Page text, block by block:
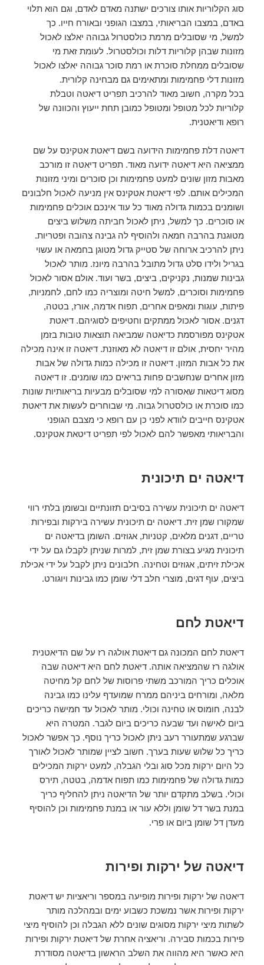
סוג הקלוריות אותו צורכים ישתנה מאדם לאדם, וגם הוא תלוי
באדם, במצבו הבריאותי, במצבו הגופני ובאורח חייו. כך
למשל, מי שסובלים מרמת כולסטרול גבוהה יאלצו לאכול
מזונות שבהן קלוריות דלות וכולסטרול. לעומת זאת מי
שסובלים ממחלת סוכרת או רמת סוכר גבוהה יאלצו לאכול
מזונות דלי פחמימות ומתאימים גם מבחינה קלורית.
בכל מקרה, חשוב מאוד להרכיב תפריט דיאטה וטבלת
קלוריות לכל מטופל ומטופל כמובן תחת ייעוץ והכוונה של
רופא ודיאטנית.
דיאטה דלת פחמימות הידועה בשם דיאטת אטקינס על שם
ממציאה היא דיאטה ידועה מאוד. תפריט דיאטה זו מורכב
מאבות מזון שונים למעט פחמימות וכן סוכרים ומיני מזונות
המכילים אותם. לפי דיאטת אטקינס אין מניעה לאכול חלבונים
ושומנים בכמות גדולה מאוד כל עוד אינכם אוכלים פחמימות
או סוכרים. כך למשל, ניתן לאכול חביתה משלוש ביצים
מטוגנת בהרבה חמאה ולהוסיף לה גבינה צהובה ופטריות.
ניתן להרכיב ארוחה של סטייק גדול מטוגן בחמאה או עשוי
בגריל ולידו סלט גדול מתובל בהרבה מיונז. מותר לאכול
גבינות שמנות, נקניקים, ביצים, בשר ועוד. אולם אסור לאכול
פחמימות וסוכרים, למשל חיטה ומוצריה כמו לחם, לחמניות,
פיתות, עוגות ומאפים אחרים, תפוח אדמה, אורז, בטטה,
דגנים. אסור לאכול ממתקים וחטיפים לסוגיהם. דיאטת
אטקינס מפורסמת כדיאטה שמביאה תוצאות טובות בזמן
מהיר יחסית, אולם זו דיאטה לא מאוזנת. דיאטה זו אינה מכילה
את כל אבות המזון. דיאטה זו מכילה כמות גדולה של אבות
מזון אחרים שנחשבים פחות בריאים כמו שומנים. זו דיאטה
מסוג דיטאות שאסורה למי שסובלים מבעיות בריאותיות שונות
כמו סוכרת או כולסטרול גבוה. מי שבוחרים לעשות את דיאטת
אטקינס חייבים לוודא לפני כן עם רופא כי מצבם הגופני
והבריאותי מאפשר להם לאכול לפי תפריט דיטאת אטקינס.
דיאטה ים תיכונית
דיאטה ים תיכונית עשירה בסיבים תזונתיים ובשומן בלתי רווי
שמקורו שמן זית. דיאטה ים תיכונית עשירה בירקות ובפירות
טריים, דגנים מלאים, קטניות, אגוזים. השומן בדיאטה ים
תיכונית מגיע בצורת שמן זית, למרות שניתן לקבלו גם על ידי
אכילת זיתים, אגוזים וטחינה. חלבונים ניתן לקבל על ידי אכילת
ביצים, עוף דגים, מוצרי חלב דלי שומן כמו גבינות ויוגורט.
דיאטת לחם
דיאטת לחם המכונה גם דיאטת אולגה רז על שם הדיאטנית
אולגה רז שהמציאה אותה. דיאטת לחם היא דיאטה שבה
אוכלים כריך המורכב משתי פרוסות של לחם קל מחיטה
מלאה, ומורחים ביניהם ממרח שמועדף עלינו כמו גבינה
לבנה, חומוס או טחינה וכולי. מותר לאכול עד חמישה כריכים
ביום לאישה ועד שבעה כריכים ביום לגבר. המטרה היא
שברגע שמתעורר רעב ניתן לאכול כריך נוסף. כך אפשר לאכול
כריך כל שלוש שעות בערך. חשוב לציין שמותר לאכול לאורך
כל היום ירקות מכל סוג ובלי הגבלה, למעט ירקות המכילים
כמות גדולה של פחמימות כמו תפוח אדמה, בטטה, תירס
וכולי. בשלב מתקדם יותר של הדיאטה ניתן להחליף כריך
במנת בשר דל שומן וללא עור או במנת פחמימות וכן להוסיף
מעדן דל שומן ביום או פרי.
דיאטה של ירקות ופירות
דיאטה של ירקות ופירות מופיעה במספר וריאציות יש דיאטת
ירקות ופירות אשר נמשכת כשבוע ימים ובמהלכה מותר
לשתות מיצי ירקות מסוגים שונים ללא הגבלה וכן להוסיף מיצי
פירות בכמות סבירה. וריאציה אחרת של דיאטת ירקות ופירות
היא כאשר היא מהווה את השלב הראשון בדיאטה מסודרת